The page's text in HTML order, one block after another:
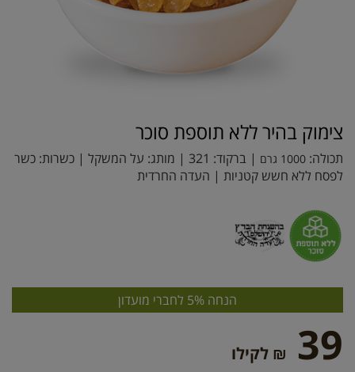
צימוק בהיר ללא תוספת סוכר
תכולה: 1000 גרם | ברקוד: 321 | מותג: על המשקל | כשרות: כשר
לפסח ללא חשש קטניות | העדה החרדית
הנחה 5% לחברי מועדון
39 ₪ לקילו